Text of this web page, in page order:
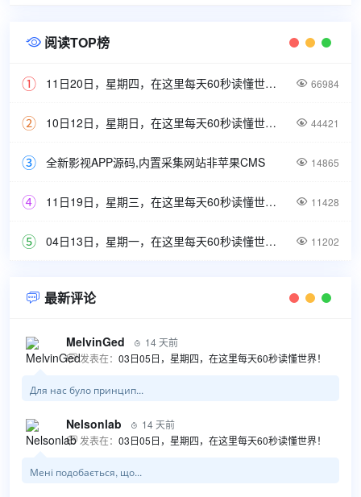
 阅读TOP榜
11日20日，星期四，在这里每天60秒读懂世界！  66984
10日12日，星期日，在这里每天60秒读懂世界！  44421
全新影视APP源码,内置采集网站非苹果CMS  14865
11日19日，星期三，在这里每天60秒读懂世界！  11428
04日13日，星期一，在这里每天60秒读懂世界！  11202
 最新评论
MelvinGed  14 天前
 发表在： 03日05日，星期四，在这里每天60秒读懂世界！
Для нас було принцип...
Nelsonlab  14 天前
 发表在： 03日05日，星期四，在这里每天60秒读懂世界！
Мені подобається, що...